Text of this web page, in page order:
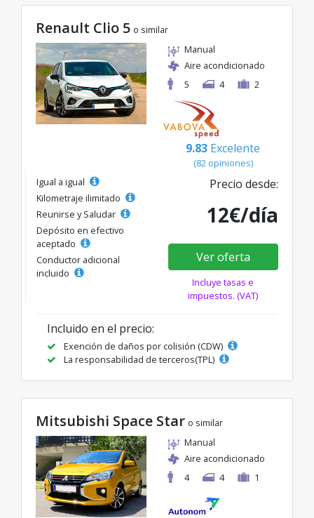
Renault Clio 5 o similar
Manual
Aire acondicionado
5
4 2
9.83 Excelente
(82 opiniones)
Igual a igual
Kilometraje ilimitado
Reunirse y Saludar
Depósito en efectivo
aceptado
Conductor adicional
incluido
Precio desde:
12€/día
Ver oferta
Incluye tasas e
impuestos. (VAT)
Incluido en el precio:
Exención de daños por colisión (CDW)
La responsabilidad de terceros(TPL)
Mitsubishi Space Star o similar
Manual
Aire acondicionado
4
4 1